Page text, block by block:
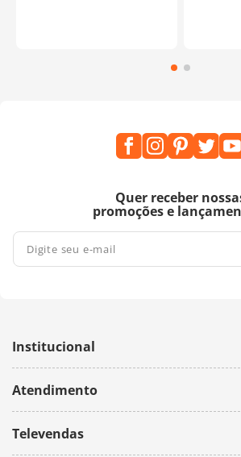
Quer receber
promoções e
Institucional
Trabalhe Conosco
Política de Privacidade
Atendimento
Televendas